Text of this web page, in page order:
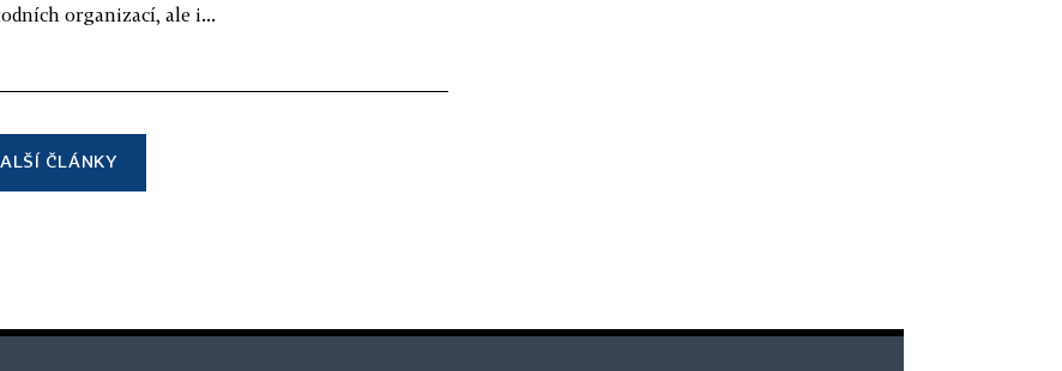
organizací, ale i...
ČLÁNKY